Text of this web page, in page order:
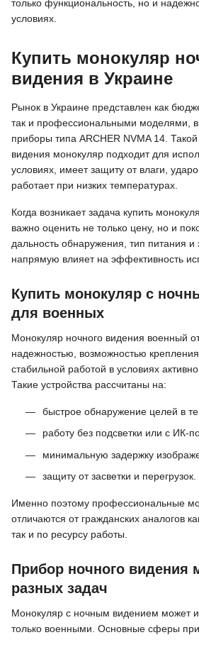
только функциональность, но и
условиях.
Купить монокуляр
видения в Украине
Рынок в Украине представлен как
так и профессиональными моделями,
приборы типа ARCHER NVMA 14.
видения монокуляр подходит для
условиях, имеет защиту от влаги,
работает при низких температурах.
Когда возникает задача купить
важно оценить не только цену, но и
дальность обнаружения, тип питания и
напрямую влияет на эффективность
Купить монокуляр с
для военных
Монокуляр ночного видения военный
надежностью, возможностью
стабильной работой в условиях
Такие устройства рассчитаны на:
быстрое обнаружение целей в
работу без подсветки или с ИК-
минимальную задержку
защиту от засветки и перегрузок.
Именно поэтому профессиональные
отличаются от гражданских аналогов
так и по ресурсу работы.
Прибор ночного видения
разных задач
Монокуляр с ночным видением может
только военными. Основные сферы